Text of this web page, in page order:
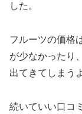
した。
フルーツの価格
が少なかったり
出てきてしまう
続いていい口コ